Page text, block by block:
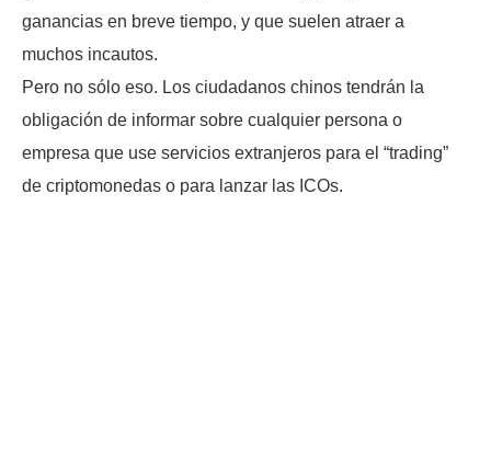
ganancias en breve tiempo, y que suelen atraer a
muchos incautos.
Pero no sólo eso. Los ciudadanos chinos tendrán la
obligación de informar sobre cualquier persona o
empresa que use servicios extranjeros para el “trading”
de criptomonedas o para lanzar las ICOs.